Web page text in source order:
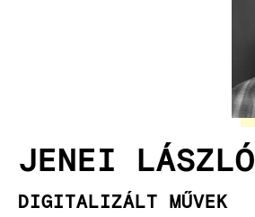
JENEI LÁSZLÓ
DIGITALIZÁLT MŰVEK